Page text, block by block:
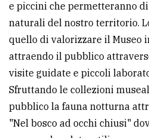
e piccini che permetteranno
naturali del nostro territorio.
quello di valorizzare il Museo
attraendo il pubblico
visite guidate e piccoli
Sfruttando le collezioni
pubblico la fauna notturna
"Nel bosco ad occhi chiusi"